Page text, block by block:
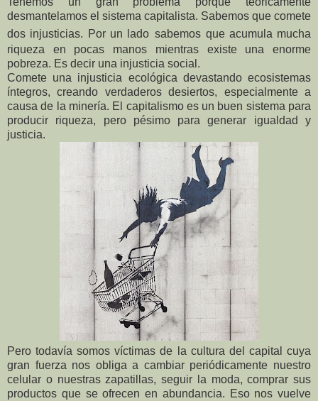
desmantelamos el sistema capitalista. Sabemos que comete
dos injusticias. Por un lado sabemos que acumula mucha
riqueza en pocas manos mientras existe una enorme
pobreza. Es decir una injusticia social.
Comete una injusticia ecológica devastando ecosistemas
íntegros, creando verdaderos desiertos, especialmente a
causa de la minería. El capitalismo es un buen sistema para
producir riqueza, pero pésimo para generar igualdad y
justicia.
Pero todavía somos víctimas de la cultura del capital cuya
gran fuerza nos obliga a cambiar periódicamente nuestro
celular o nuestras zapatillas, seguir la moda, comprar sus
productos que se ofrecen en abundancia. Eso nos vuelve